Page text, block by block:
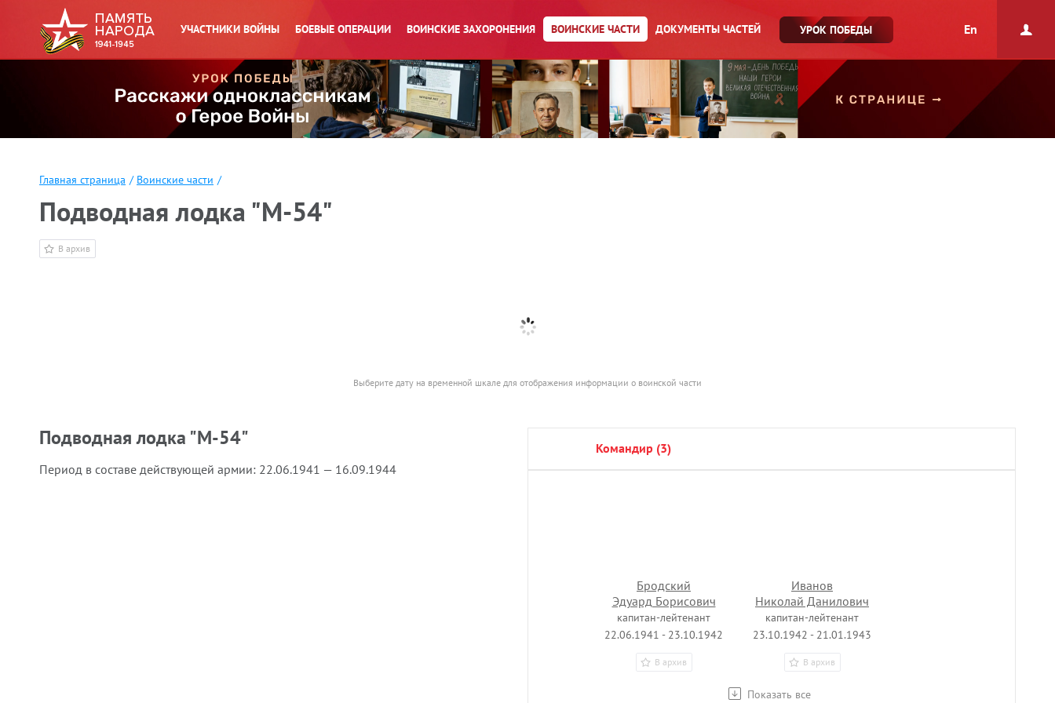
УЧАСТНИКИ ВОЙНЫ БОЕВЫЕ ОПЕРАЦИИ ВОИНСКИЕ ЗАХОРОНЕНИЯ ВОИНСКИЕ ЧАСТИ ДОКУМЕНТЫ ЧАСТЕЙ УРОК ПОБЕДЫ En
Главная страница / Воинские части /
Подводная лодка "М-54"
В архив
Выберите дату на временной шкале для отображения информации о воинской части
Подводная лодка "М-54"
Период в составе действующей армии: 22.06.1941 — 16.09.1944
командир (3)
Показать все
Бродский
Эдуард Борисович
капитан-лейтенант
22.06.1941 - 23.10.1942
В архив
Иванов
Николай Данилович
капитан-лейтенант
23.10.1942 - 21.01.1943
В архив